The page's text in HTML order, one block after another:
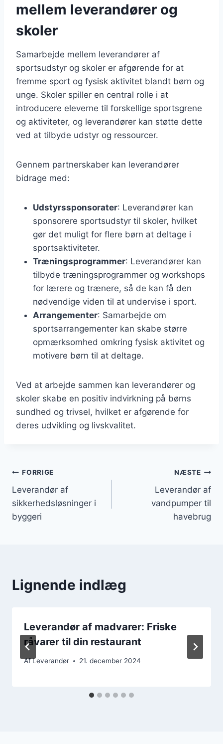
mellem leverandører og
skoler
Samarbejde mellem leverandører af
sportsudstyr og skoler er afgørende for at
fremme sport og fysisk aktivitet blandt børn og
unge. Skoler spiller en central rolle i at
introducere eleverne til forskellige sportsgrene
og aktiviteter, og leverandører kan støtte dette
ved at tilbyde udstyr og ressourcer.
Gennem partnerskaber kan leverandører
bidrage med:
Udstyrssponsorater: Leverandører kan
sponsorere sportsudstyr til skoler, hvilket
gør det muligt for flere børn at deltage i
sportsaktiviteter.
Træningsprogrammer: Leverandører kan
tilbyde træningsprogrammer og workshops
for lærere og trænere, så de kan få den
nødvendige viden til at undervise i sport.
Arrangementer: Samarbejde om
sportsarrangementer kan skabe større
opmærksomhed omkring fysisk aktivitet og
motivere børn til at deltage.
Ved at arbejde sammen kan leverandører og
skoler skabe en positiv indvirkning på børns
sundhed og trivsel, hvilket er afgørende for
deres udvikling og livskvalitet.
Indlægsnavigation
FORRIGE
Leverandør af
sikkerhedsløsninger i
byggeri
NÆSTE
Leverandør af
vandpumper til
havebrug
Lignende indlæg
Leverandør af madvarer: Friske
råvarer til din restaurant
AfLeverandør 21. december 2024